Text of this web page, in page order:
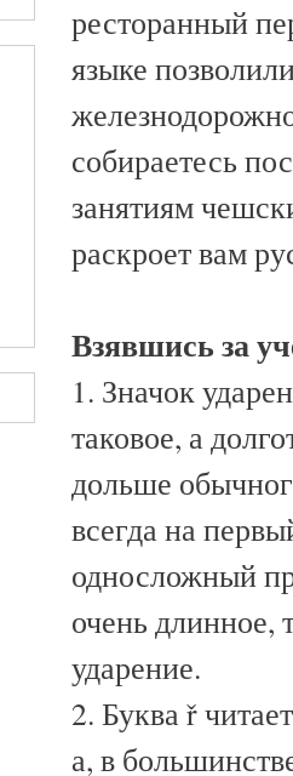
ресторанный
языке
собираетесь
занятиям
раскроет вам
Взявшись за
1. Значок
таковое, а
дольше
всегда на
односложный
очень длинное,
ударение.
2. Буква ř
а, в